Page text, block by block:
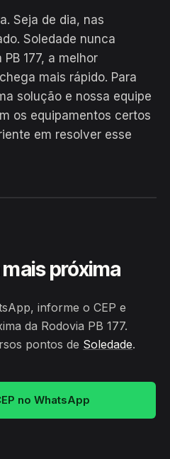
Seja de dia, nas
Soledade nunca
177, a melhor
mais rápido. Para
solução e nossa equipe
os equipamentos certos
em resolver esse
177,
próxima
informe o CEP e
da Rodovia PB 177.
pontos de Soledade.
no WhatsApp